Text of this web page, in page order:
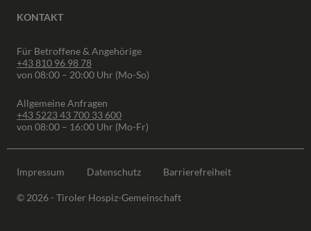
KONTAKT
Für Betroffene & Angehörige
+43 810 96 98 78
von 08:00 – 20:00 Uhr (Mo-So)
Allgemeine Anfragen
+43 5223 43 700 33 600
von 08:00 – 16:00 Uhr (Mo-Fr)
Impressum Datenschutz Barrierefreiheit
© 2026 - Tiroler Hospiz-Gemeinschaft